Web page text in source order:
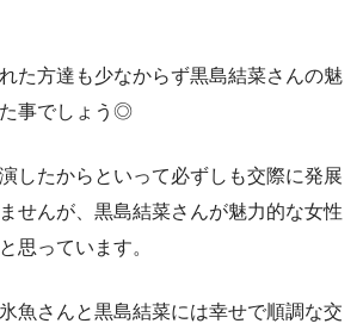
た方達も少なからず黒島結菜さんの魅
事でしょう◎
したからといって必ずしも交際に発展
せんが、黒島結菜さんが魅力的な女性
思っています。
魚さんと黒島結菜には幸せで順調な交